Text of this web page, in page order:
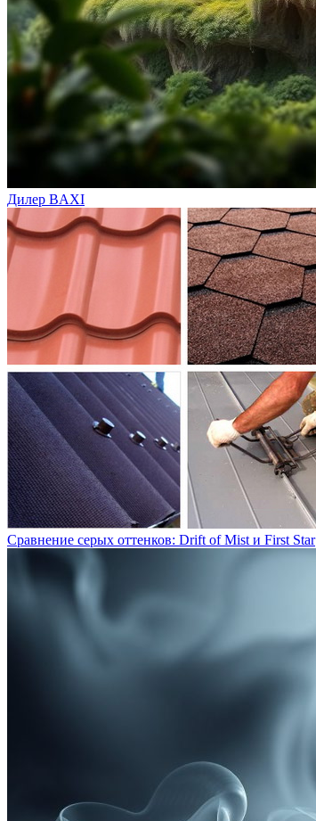
Дилер BAXI
Сравнение серых оттенков: Drift of Mist и First Star